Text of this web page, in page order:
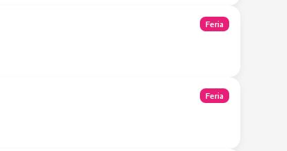
Feria
Feria